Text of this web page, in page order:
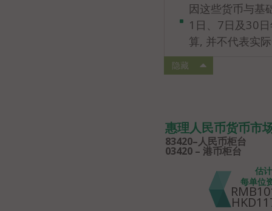
因这些货币与基
1日、7日及30
算, 并不代表实
隐藏
惠理人民币货币市
83420–人民币柜台
03420 – 港币柜台
估
每单位